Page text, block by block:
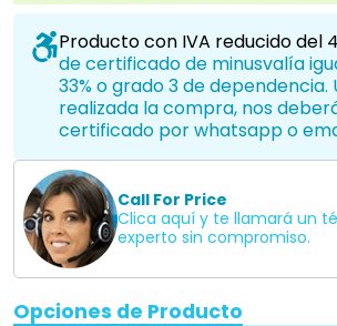
Producto con IVA reducido del
de certificado de minusvalía
33% o grado 3 de dependencia.
realizada la compra, nos
certificado por whatsapp o
Call For Price
Clica aquí y te llamará un
experto sin compromiso.
Opciones de Producto